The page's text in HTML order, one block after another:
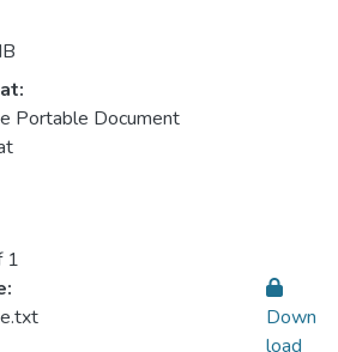
Portable Document
1
Down
load